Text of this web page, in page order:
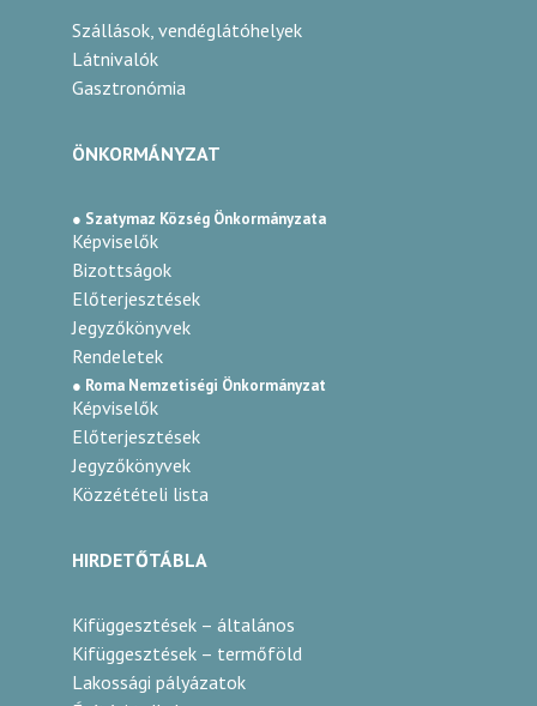
Szállások, vendéglátóhelyek
Látnivalók
Gasztronómia
ÖNKORMÁNYZAT
● Szatymaz Község Önkormányzata
Képviselők
Bizottságok
Előterjesztések
Jegyzőkönyvek
Rendeletek
● Roma Nemzetiségi Önkormányzat
Képviselők
Előterjesztések
Jegyzőkönyvek
Közzétételi lista
HIRDETŐTÁBLA
Kifüggesztések – általános
Kifüggesztések – termőföld
Lakossági pályázatok